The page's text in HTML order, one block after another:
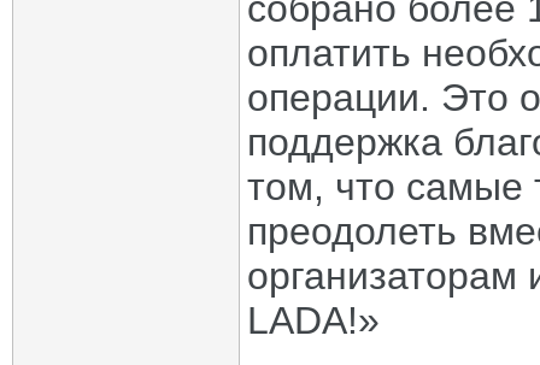
собрано
оплатить
операции. Это
поддержка
том, что самые
преодолеть
организаторам
LADA!»